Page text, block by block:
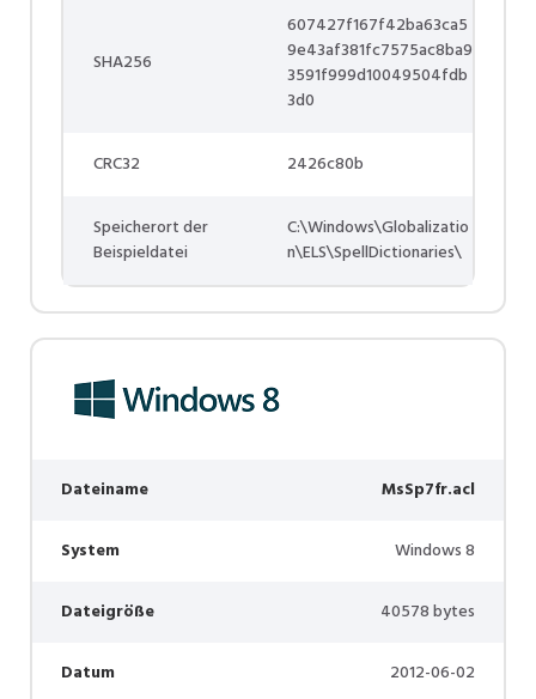
SHA256
607427f167f42ba63ca5
9e43af381fc7575ac8ba9
3591f999d10049504fdb
3d0
CRC32 2426c80b
Speicherort der
Beispieldatei
C:\Windows\Globalizatio
n\ELS\SpellDictionaries\
Dateiname MsSp7fr.acl
System Windows 8
Dateigröße 40578 bytes
Datum 2012-06-02